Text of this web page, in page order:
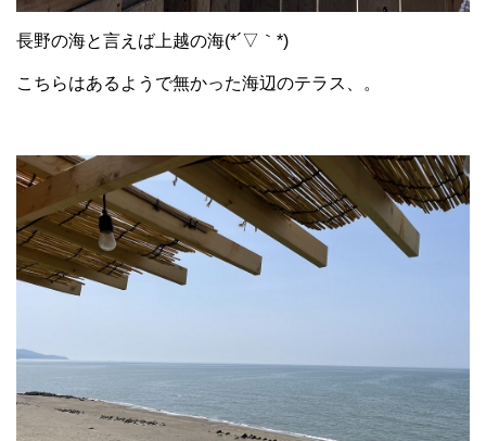
長野の海と言えば上越の海(*´▽｀*)
こちらはあるようで無かった海辺のテラス、。